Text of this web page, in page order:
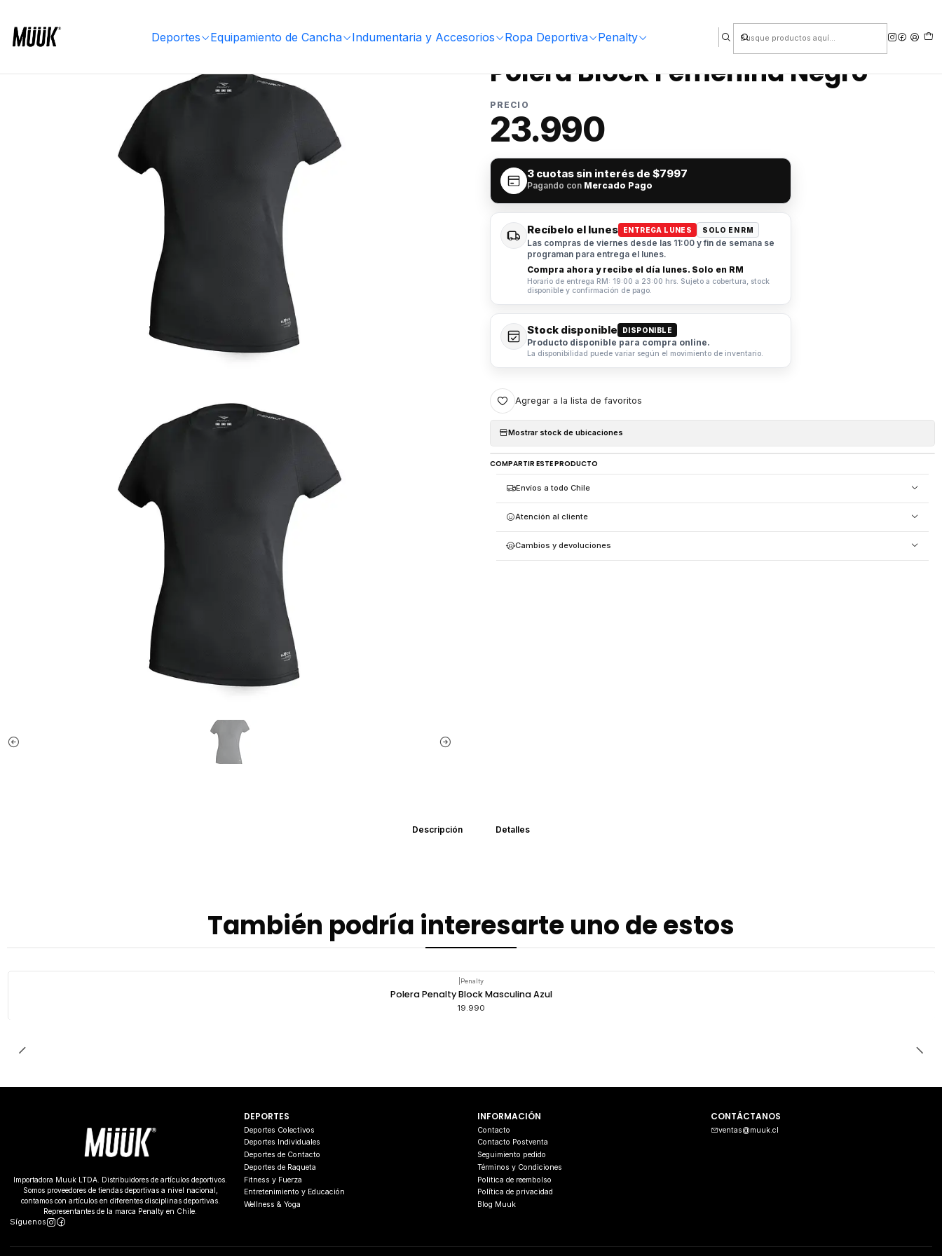
Deportes Equipamiento de Cancha Indumentaria y Accesorios Ropa Deportiva Penalty
Polera Block Femenina Negro
PRECIO
23.990
3 cuotas sin interés de $7997
Pagando con Mercado Pago
Recíbelo el lunes ENTREGA LUNES SOLO EN RM
Las compras de viernes desde las 11:00 y fin de semana se
programan para entrega el lunes.
Compra ahora y recibe el día lunes. Solo en RM
Horario de entrega RM: 19:00 a 23:00 hrs. Sujeto a cobertura, stock
disponible y confirmación de pago.
Stock disponible DISPONIBLE
Producto disponible para compra online.
La disponibilidad puede variar según el movimiento de inventario.
Agregar a la lista de favoritos
Mostrar stock de ubicaciones
COMPARTIR ESTE PRODUCTO
Envíos a todo Chile
Atención al cliente
Cambios y devoluciones
Descripción Detalles
También podría interesarte uno de estos
Penalty
Polera Penalty Block Masculina Azul
19.990
Importadora Muuk LTDA. Distribuidores de artículos deportivos.
Somos proveedores de tiendas deportivas a nivel nacional,
contamos con artículos en diferentes disciplinas deportivas.
Representantes de la marca Penalty en Chile.
Síguenos
DEPORTES
Deportes Colectivos
Deportes Individuales
Deportes de Contacto
Deportes de Raqueta
Fitness y Fuerza
Entretenimiento y Educación
Wellness & Yoga
INFORMACIÓN
Contacto
Contacto Postventa
Seguimiento pedido
Términos y Condiciones
Politica de reembolso
Política de privacidad
Blog Muuk
CONTÁCTANOS
ventas@muuk.cl